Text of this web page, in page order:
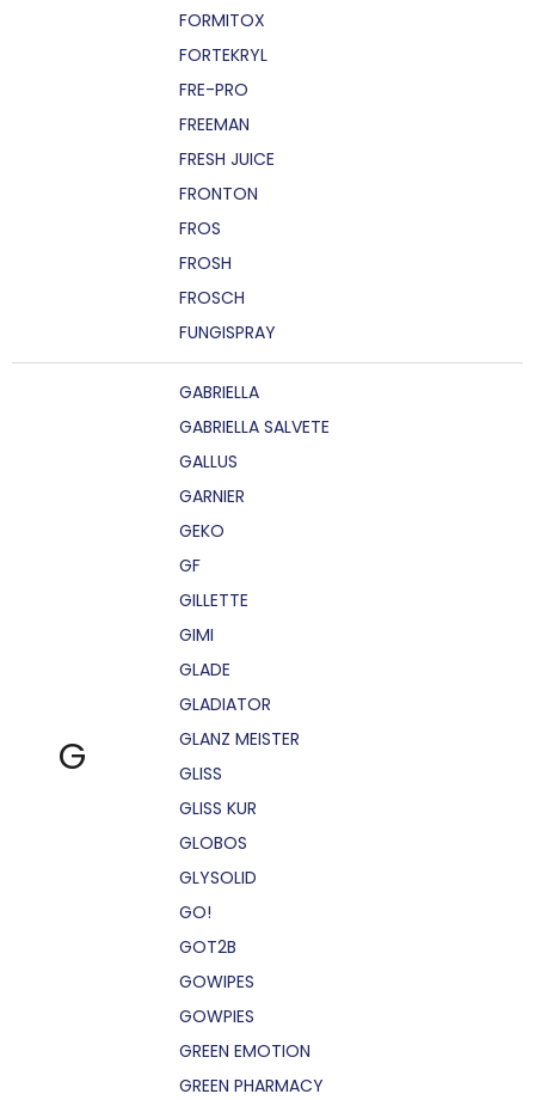
FORMITOX
FORTEKRYL
FRE-PRO
FREEMAN
FRESH JUICE
FRONTON
FROS
FROSH
FROSCH
FUNGISPRAY
G
GABRIELLA
GABRIELLA SALVETE
GALLUS
GARNIER
GEKO
GF
GILLETTE
GIMI
GLADE
GLADIATOR
GLANZ MEISTER
GLISS
GLISS KUR
GLOBOS
GLYSOLID
GO!
GOT2B
GOWIPES
GOWPIES
GREEN EMOTION
GREEN PHARMACY